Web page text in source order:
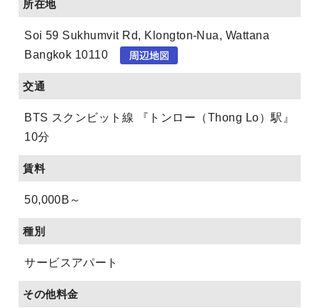
所在地
Soi 59 Sukhumvit Rd, Klongton-Nua, Wattana
Bangkok 10110
交通
BTS スクンビット線 『トンロー（Thong Lo）駅』
10分
賃料
50,000B～
種別
サービスアパート
その他料金